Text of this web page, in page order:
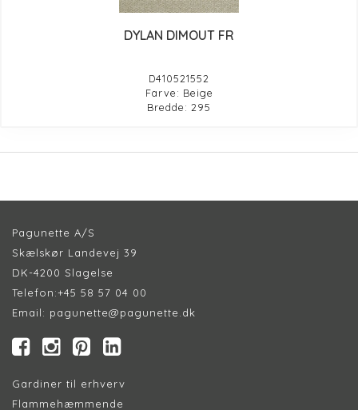
DYLAN DIMOUT FR
D410521552
Farve: Beige
Bredde: 295
Pagunette A/S
Skælskør Landevej 39
DK-4200 Slagelse
Telefon:+45 58 57 04 00
Email: pagunette@pagunette.dk
Gardiner til erhverv
Flammehæmmende